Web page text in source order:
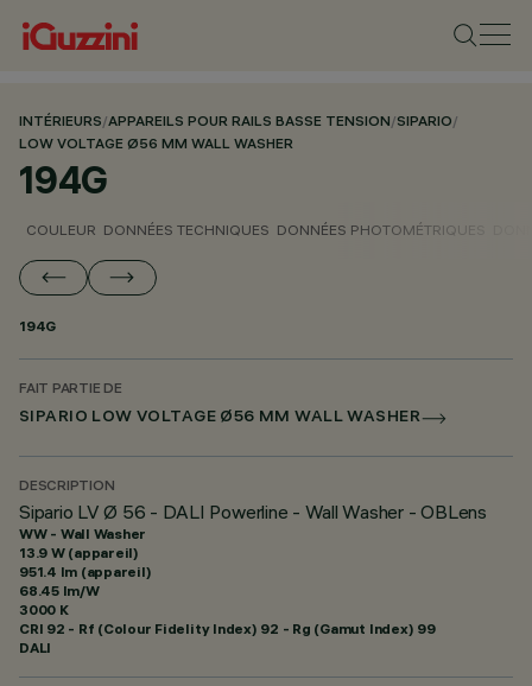
INTÉRIEURS/APPAREILS POUR RAILS BASSE TENSION/SIPARIO/
LOW VOLTAGE Ø56 MM WALL WASHER
194G
COULEUR DONNÉES TECHNIQUES DONNÉES PHOTOMÉTRIQUES
194G
FAIT PARTIE DE
SIPARIO LOW VOLTAGE Ø56 MM WALL WASHER
DESCRIPTION
Sipario LV Ø 56 - DALI Powerline - Wall Washer - OBLens
WW - Wall Washer
13.9 W (appareil)
951.4 lm (appareil)
68.45 lm/W
3000 K
CRI 92 - Rf (Colour Fidelity Index) 92 - Rg (Gamut Index) 99
DALI